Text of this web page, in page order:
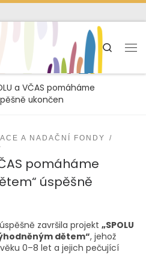
Search
a VČAS pomáháme
ukončen
A NADAČNÍ FONDY
pomáháme
úspěšně
završila projekt „SPOLU
dětem“, jehož
0–8 let a jejich pečující